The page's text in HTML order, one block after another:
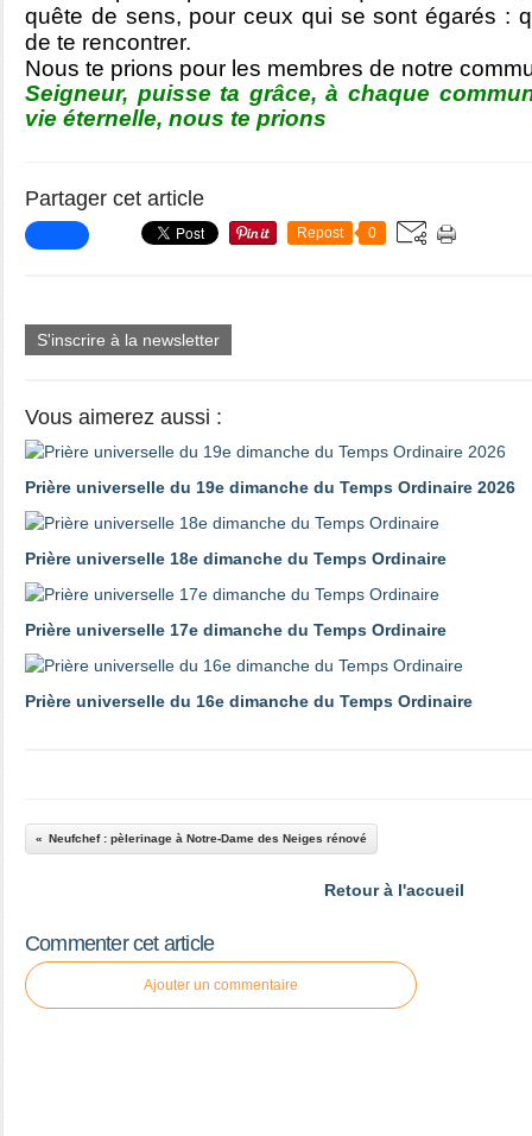
quête de sens, pour ceux qui se sont égarés :
de te rencontrer.
Nous te prions pour les membres de notre
Seigneur, puisse ta grâce, à chaque
vie éternelle, nous te prions
Partager cet article
Repost 0
S'inscrire à la newsletter
Vous aimerez aussi :
Prière universelle du 19e dimanche du Temps Ordinaire 2026
Prière universelle 18e dimanche du Temps Ordinaire
Prière universelle 17e dimanche du Temps Ordinaire
Prière universelle du 16e dimanche du Temps Ordinaire
Neufchef : pèlerinage à Notre-Dame des Neiges rénové
Retour à l'accueil
Commenter cet article
Ajouter un commentaire